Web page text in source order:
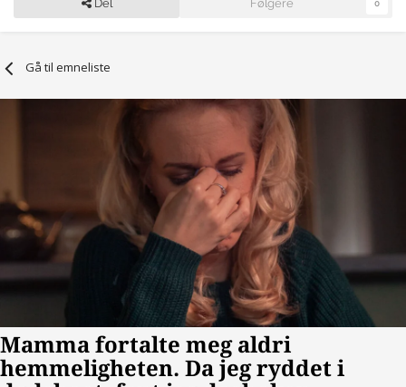
Del Følgere 0
Gå til emneliste